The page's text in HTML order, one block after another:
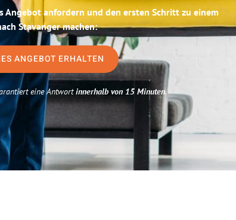
Angebot anfordern und den ersten Schritt zu einem
Stavanger machen:
ANGEBOT ERHALTEN
eine Antwortinnerhalb von 15 Minuten.